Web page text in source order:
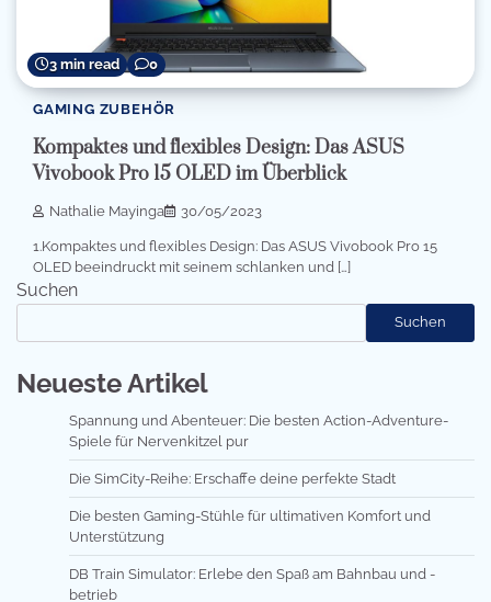
3 min read 0
GAMING ZUBEHÖR
Kompaktes und flexibles Design: Das ASUS
Vivobook Pro 15 OLED im Überblick
Nathalie Mayinga 30/05/2023
1.Kompaktes und flexibles Design: Das ASUS Vivobook Pro 15
OLED beeindruckt mit seinem schlanken und […]
Suchen
Suchen
Neueste Artikel
Spannung und Abenteuer: Die besten Action-Adventure-
Spiele für Nervenkitzel pur
Die SimCity-Reihe: Erschaffe deine perfekte Stadt
Die besten Gaming-Stühle für ultimativen Komfort und
Unterstützung
DB Train Simulator: Erlebe den Spaß am Bahnbau und -
betrieb